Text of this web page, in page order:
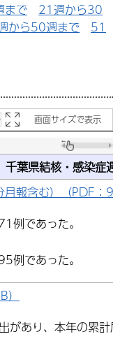
まで
21週から30
から50週まで
51
画面サイズで表示
千葉県結核・感染症週
報含む）（PDF：
例であった。
例であった。
あり、本年の累計届